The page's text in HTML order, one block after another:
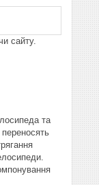
сайту.
та